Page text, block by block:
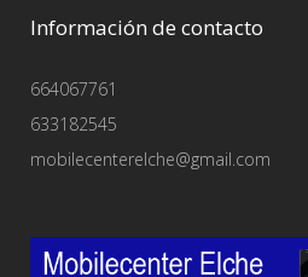
Información de contacto
664067761
633182545
mobilecenterelche@gmail.com